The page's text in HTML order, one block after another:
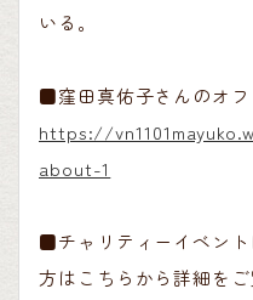
いる。
■窪田真佑子さんのオ
https://
about-1
■チャリティーイベン
方はこちらから詳細をご